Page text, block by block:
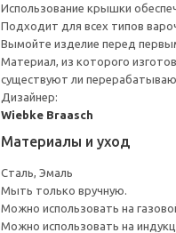
Использование крышки
Подходит для всех типов
Вымойте изделие перед
Материал, из которого
существуют ли
Дизайнер:
Wiebke Braasch
Материалы и уход
Сталь, Эмаль
Мыть только вручную.
Можно использовать на
Можно использовать на